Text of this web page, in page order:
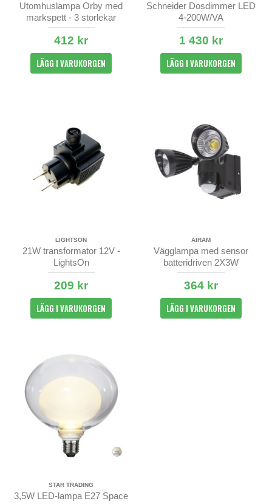
Utomhuslampa Orby med
markspett - 3 storlekar
412 kr
LÄGG I VARUKORGEN
Schneider Dosdimmer LED
4-200W/VA
1 430 kr
LÄGG I VARUKORGEN
LIGHTSON
21W transformator 12V -
LightsOn
209 kr
LÄGG I VARUKORGEN
AIRAM
Vägglampa med sensor
batteridriven 2X3W
364 kr
LÄGG I VARUKORGEN
STAR TRADING
3,5W LED-lampa E27 Space